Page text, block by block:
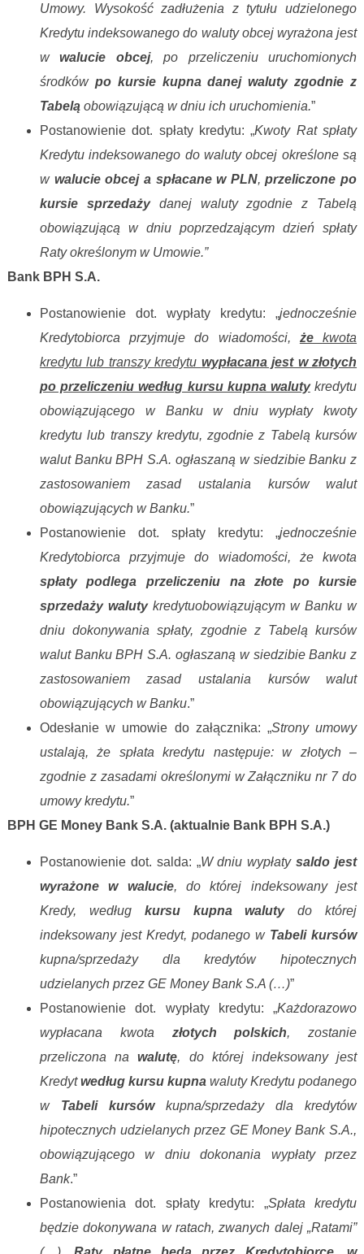
Umowy. Wysokość zadłużenia z tytułu udzielonego
Kredytu indeksowanego do waluty obcej wyrażona jest
wwalucie obcej, po przeliczeniu uruchomionych
środków po kursie kupna danej waluty zgodnie z
Tabeląobowiązującą w dniu ich uruchomienia.”
Postanowienie dot. spłaty kredytu: „Kwoty Rat spłaty
Kredytu indeksowanego do waluty obcej określone są
w walucie obcej a spłacane w PLN,przeliczone po
kursie sprzedażydanej waluty zgodnie z Tabelą
obowiązującą w dniu poprzedzającym dzień spłaty
Raty określonym w Umowie.”
Bank BPH S.A.
Postanowienie dot. wypłaty kredytu: „jednocześnie
Kredytobiorca przyjmuje do wiadomości, żekwota
kredytu lub transzy kredytu wypłacana jest w złotych
po przeliczeniu według kursu kupna walutykredytu
obowiązującego w Banku w dniu wypłaty kwoty
kredytu lub transzy kredytu, zgodnie z Tabelą kursów
walut Banku BPH S.A. ogłaszaną w siedzibie Banku z
zastosowaniem zasad ustalania kursów walut
obowiązujących w Banku.”
Postanowienie dot. spłaty kredytu: „jednocześnie
Kredytobiorca przyjmuje do wiadomości, że kwota
spłaty podlega przeliczeniu na złote po kursie
sprzedaży walutykredytuobowiązującym w Banku w
dniu dokonywania spłaty, zgodnie z Tabelą kursów
walut Banku BPH S.A. ogłaszaną w siedzibie Banku z
zastosowaniem zasad ustalania kursów walut
obowiązujących w Banku.”
Odesłanie w umowie do załącznika: „Strony umowy
ustalają, że spłata kredytu następuje: w złotych –
zgodnie z zasadami określonymi w Załączniku nr 7 do
umowy kredytu.”
BPH GE Money Bank S.A. (aktualnie Bank BPH S.A.)
Postanowienie dot. salda: „W dniu wypłatysaldo jest
wyrażone w walucie, do której indeksowany jest
Kredy, według kursu kupna walutydo której
indeksowany jest Kredyt, podanego w Tabeli kursów
kupna/sprzedaży dla kredytów hipotecznych
udzielanych przez GE Money Bank S.A (…)”
Postanowienie dot. wypłaty kredytu: „Każdorazowo
wypłacana kwota złotych polskich, zostanie
przeliczona nawalutę, do której indeksowany jest
Kredytwedług kursu kupna waluty Kredytu podanego
w Tabeli kursówkupna/sprzedaży dla kredytów
hipotecznych udzielanych przez GE Money Bank S.A.,
obowiązującego w dniu dokonania wypłaty przez
Bank.”
Postanowienia dot. spłaty kredytu: „Spłata kredytu
będzie dokonywana w ratach, zwanych dalej „Ratami”